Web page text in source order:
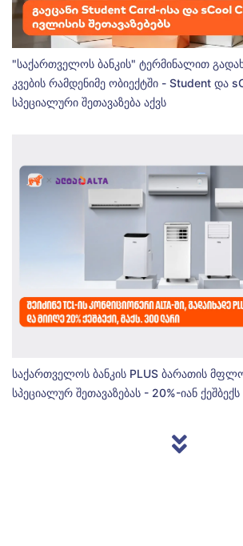
"საქართველოს ბანკის" ტერმინალით
კვების რამდენიმე ობიექტში - Student და
სპეციალური შეთავაზება აქვს
საქართველოს ბანკის PLUS ბარათის
სპეციალურ შეთავაზებას - 20%-იან ქეშბექს